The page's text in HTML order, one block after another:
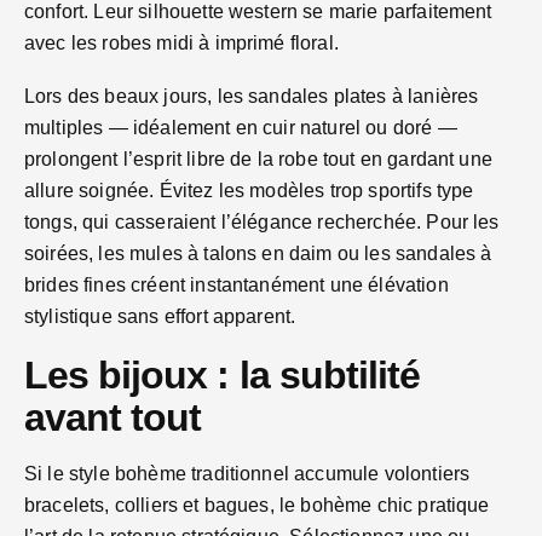
confort. Leur silhouette western se marie parfaitement
avec les robes midi à imprimé floral.
Lors des beaux jours, les sandales plates à lanières
multiples — idéalement en cuir naturel ou doré —
prolongent l’esprit libre de la robe tout en gardant une
allure soignée. Évitez les modèles trop sportifs type
tongs, qui casseraient l’élégance recherchée. Pour les
soirées, les mules à talons en daim ou les sandales à
brides fines créent instantanément une élévation
stylistique sans effort apparent.
Les bijoux : la subtilité
avant tout
Si le style bohème traditionnel accumule volontiers
bracelets, colliers et bagues, le bohème chic pratique